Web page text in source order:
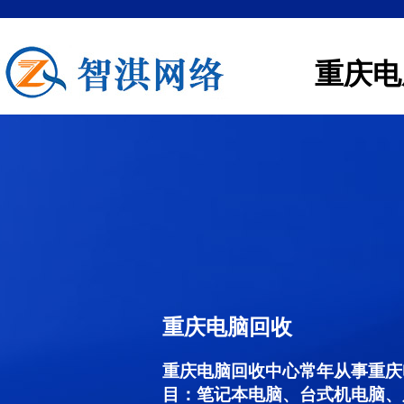
重庆
重庆电脑回收
重庆电脑回收中心常年从事重
目：笔记本电脑、台式机电脑